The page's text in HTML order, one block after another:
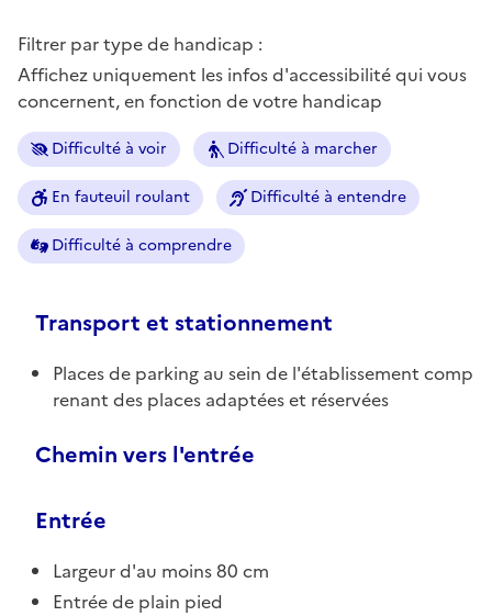
Filtrer par type de handicap :
Affichez uniquement les infos d'accessibilité qui vous
concernent, en fonction de votre handicap
Difficulté à voir Difficulté à marcher
En fauteuil roulant Difficulté à entendre
Difficulté à comprendre
Transport et stationnement
Places de parking au sein de l'établissement comp
renant des places adaptées et réservées
Chemin vers l'entrée
Entrée
Largeur d'au moins 80 cm
Entrée de plain pied